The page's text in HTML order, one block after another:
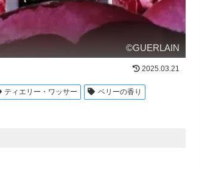
©GUERLAIN
2025.03.21
ティエリー・ワッサー ベリーの香り